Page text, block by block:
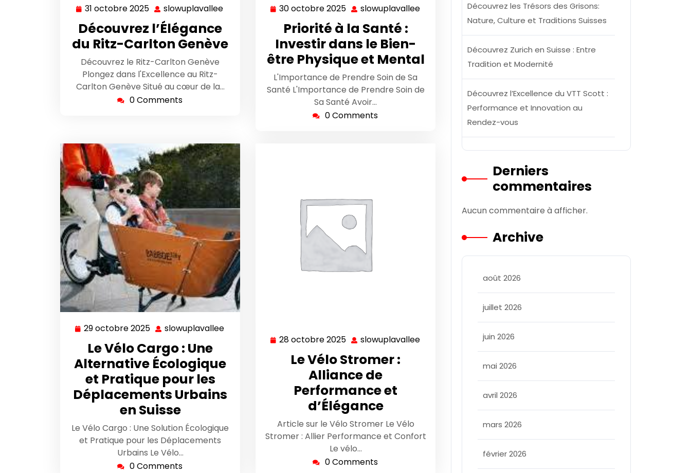
31 octobre 2025 31
octobre
2025
slowuplavallee slowuplavallee
Découvrez l’Élégance
du Ritz-Carlton Genève
Découvrez le Ritz-Carlton Genève
Plongez dans l'Excellence au Ritz-
Carlton Genève Situé au cœur de la…
0 Comments
30 octobre 2025 30
octobre
2025
slowuplavallee slowuplavallee
Priorité à la Santé :
Investir dans le Bien-
être Physique et Mental
L'Importance de Prendre Soin de Sa
Santé L'Importance de Prendre Soin de
Sa Santé Avoir…
0 Comments
29 octobre 2025 29
2025
slowuplavallee
Le Vélo Cargo : Une
Alternative Écologique
et Pratique pour les
Déplacements Urbains
en Suisse
Le Vélo Cargo : Une Solution Écologique
et Pratique pour les Déplacements
Urbains Le Vélo…
0 Comments
28 octobre 2025 28
octobre
2025
slowuplavallee
Le Vélo Stromer :
Alliance de
Performance et
d’Élégance
Article sur le Vélo Stromer Le Vélo
Stromer : Allier Performance et Confort
Le vélo…
0 Comments
Découvrez les Trésors des Grisons:
Nature, Culture et Traditions Suisses
Découvrez Zurich en Suisse : Entre
Tradition et Modernité
Découvrez l’Excellence du VTT Scott :
Performance et Innovation au
Rendez-vous
Derniers
commentaires
Aucun commentaire à afficher.
Archive
août 2026
juillet 2026
juin 2026
mai 2026
avril 2026
mars 2026
février 2026